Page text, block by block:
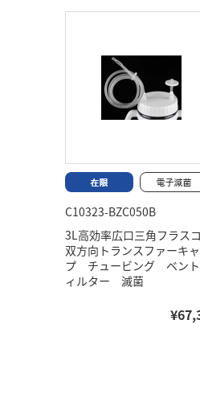
C10323-BZC050B
3L高効率広口三角フラス
双方向トランスファーキ
プ チュービング ベン
ィルター 滅菌